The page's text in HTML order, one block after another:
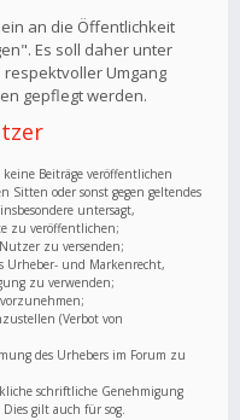
an die Öffentlichkeit
Es soll daher unter
Umgang
gepflegt werden.
Beiträge veröffentlichen
Sitten oder sonst gegen geltendes
untersagt,
zu veröffentlichen;
zu versenden;
Urheber- und Markenrecht,
zu verwenden;
(Verbot von
des Urhebers im Forum zu
schriftliche Genehmigung
gilt auch für sog.